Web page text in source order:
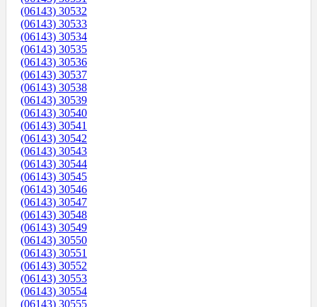
(06143) 30532
(06143) 30533
(06143) 30534
(06143) 30535
(06143) 30536
(06143) 30537
(06143) 30538
(06143) 30539
(06143) 30540
(06143) 30541
(06143) 30542
(06143) 30543
(06143) 30544
(06143) 30545
(06143) 30546
(06143) 30547
(06143) 30548
(06143) 30549
(06143) 30550
(06143) 30551
(06143) 30552
(06143) 30553
(06143) 30554
(06143) 30555